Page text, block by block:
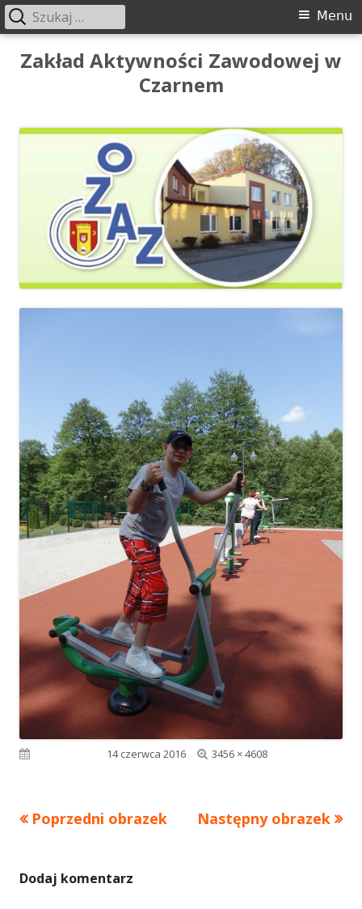
Przeskocz
Zakład Aktywności Zawodowej w
Czarnem
Menu
główne
Menu
Szukaj:
14 czerwca 2016
Pełny
3456 × 4608
Poprzedni obrazek Następny obrazek
Dodaj komentarz